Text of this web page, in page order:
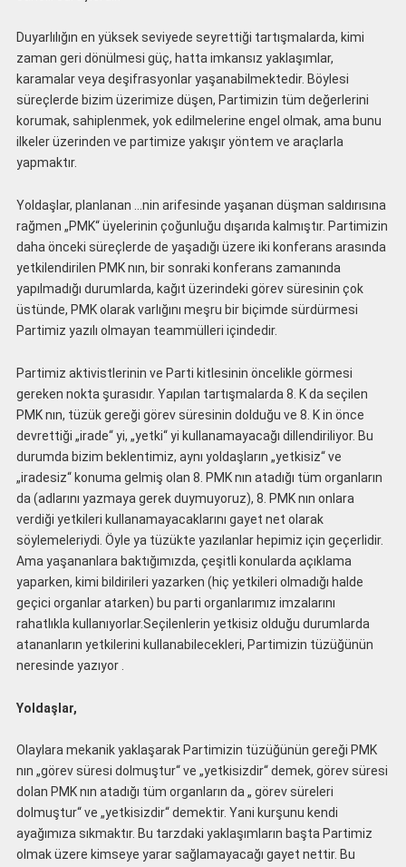
Duyarlılığın en yüksek seviyede seyrettiği tartışmalarda, kimi
zaman geri dönülmesi güç, hatta imkansız yaklaşımlar,
karamalar veya deşifrasyonlar yaşanabilmektedir. Böylesi
süreçlerde bizim üzerimize düşen, Partimizin tüm değerlerini
korumak, sahiplenmek, yok edilmelerine engel olmak, ama bunu
ilkeler üzerinden ve partimize yakışır yöntem ve araçlarla
yapmaktır.
Yoldaşlar, planlanan …nin arifesinde yaşanan düşman saldırısına
rağmen „PMK“ üyelerinin çoğunluğu dışarıda kalmıştır. Partimizin
daha önceki süreçlerde de yaşadığı üzere iki konferans arasında
yetkilendirilen PMK nın, bir sonraki konferans zamanında
yapılmadığı durumlarda, kağıt üzerindeki görev süresinin çok
üstünde, PMK olarak varlığını meşru bir biçimde sürdürmesi
Partimiz yazılı olmayan teammülleri içindedir.
Partimiz aktivistlerinin ve Parti kitlesinin öncelikle görmesi
gereken nokta şurasıdır. Yapılan tartışmalarda 8. K da seçilen
PMK nın, tüzük gereği görev süresinin dolduğu ve 8. K in önce
devrettiği „irade“ yi, „yetki“ yi kullanamayacağı dillendiriliyor. Bu
durumda bizim beklentimiz, aynı yoldaşların „yetkisiz“ ve
„iradesiz“ konuma gelmiş olan 8. PMK nın atadığı tüm organların
da (adlarını yazmaya gerek duymuyoruz), 8. PMK nın onlara
verdiği yetkileri kullanamayacaklarını gayet net olarak
söylemeleriydi. Öyle ya tüzükte yazılanlar hepimiz için geçerlidir.
Ama yaşananlara baktığımızda, çeşitli konularda açıklama
yaparken, kimi bildirileri yazarken (hiç yetkileri olmadığı halde
geçici organlar atarken) bu parti organlarımız imzalarını
rahatlıkla kullanıyorlar.Seçilenlerin yetkisiz olduğu durumlarda
atananların yetkilerini kullanabilecekleri, Partimizin tüzüğünün
neresinde yazıyor .
Yoldaşlar,
Olaylara mekanik yaklaşarak Partimizin tüzüğünün gereği PMK
nın „görev süresi dolmuştur“ ve „yetkisizdir“ demek, görev süresi
dolan PMK nın atadığı tüm organların da „ görev süreleri
dolmuştur“ ve „yetkisizdir“ demektir. Yani kurşunu kendi
ayağımıza sıkmaktır. Bu tarzdaki yaklaşımların başta Partimiz
olmak üzere kimseye yarar sağlamayacağı gayet nettir. Bu